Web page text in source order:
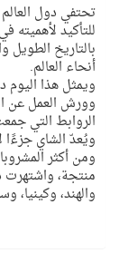
للتأكيد لأهميته
بالتاريخ الطويل
أنحاء العالم.
ويمثل هذا اليوم
وورش العمل عن
الروابط التي
ويُعدّ الشاي جزءًا
منتجة، واشتهرت
والهند، وكينيا،